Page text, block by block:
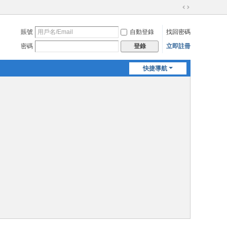
切
到
寬
賬號 自動登錄
找回密碼
密碼
登錄 立即註冊
快捷導航